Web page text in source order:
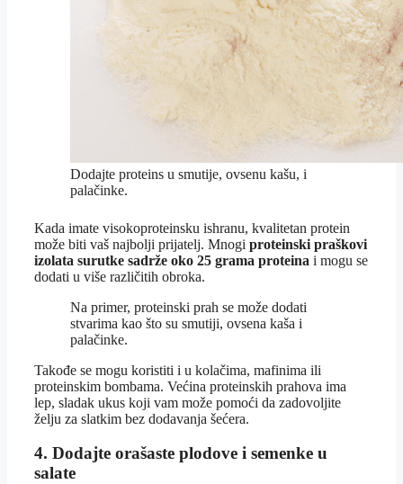
Dodajte proteins u smutije, ovsenu kašu, i
palačinke.
Kada imate visokoproteinsku ishranu, kvalitetan protein
može biti vaš najbolji prijatelj. Mnogi proteinski praškovi
izolata surutke sadrže oko 25 grama proteina i mogu se
dodati u više različitih obroka.
Na primer, proteinski prah se može dodati
stvarima kao što su smutiji, ovsena kaša i
palačinke.
Takođe se mogu koristiti i u kolačima, mafinima ili
proteinskim bombama. Većina proteinskih prahova ima
lep, sladak ukus koji vam može pomoći da zadovoljite
želju za slatkim bez dodavanja šećera.
4. Dodajte orašaste plodove i semenke u
salate